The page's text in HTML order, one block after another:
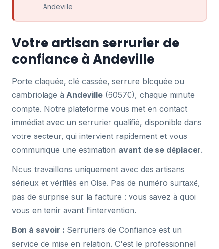
Andeville
Votre artisan serrurier de
confiance à Andeville
Porte claquée, clé cassée, serrure bloquée ou
cambriolage à Andeville (60570), chaque minute
compte. Notre plateforme vous met en contact
immédiat avec un serrurier qualifié, disponible dans
votre secteur, qui intervient rapidement et vous
communique une estimation avant de se déplacer.
Nous travaillons uniquement avec des artisans
sérieux et vérifiés en Oise. Pas de numéro surtaxé,
pas de surprise sur la facture : vous savez à quoi
vous en tenir avant l'intervention.
Bon à savoir : Serruriers de Confiance est un
service de mise en relation. C'est le professionnel